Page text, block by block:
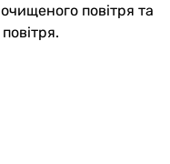
повітря та